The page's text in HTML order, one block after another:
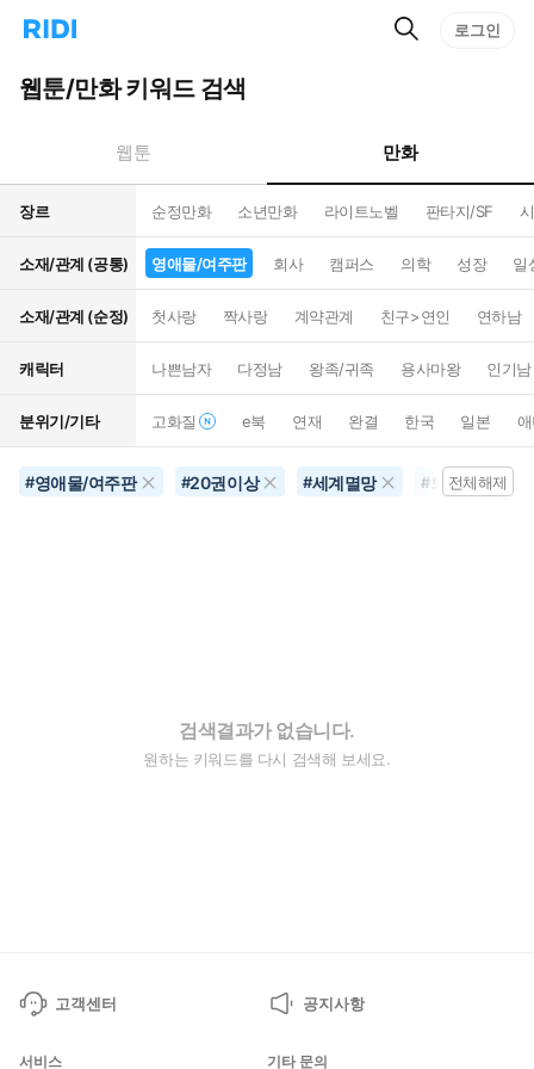
리
홈
으
턴
트
검
로그인
웹툰/만화 키워드 검색
웹툰 만화
장르 순정만화 소년만화 라이트노벨 판타지/SF
소재/관계 (공통) 영애물/여주판 회사 캠퍼스 의학 성장 일
소재/관계 (순정) 첫사랑 짝사랑 계약관계 친구>연인 연하남
캐릭터 나쁜남자 다정남 왕족/귀족 용사마왕 인기남
분위기/기타 고화질 e북 연재 완결 한국 일본
#영애물/여주판 #20권이상 #세계멸망 #퇴마전체해제
검색결과가 없습니다.
원하는 키워드를 다시 검색해 보세요.
고객센터 공지사항
서비스 기타 문의